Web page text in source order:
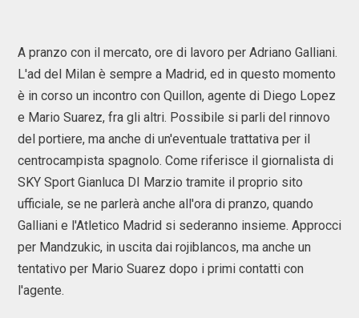
A pranzo con il mercato, ore di lavoro per Adriano Galliani.
L'ad del Milan è sempre a Madrid, ed in questo momento
è in corso un incontro con Quillon, agente di Diego Lopez
e Mario Suarez, fra gli altri. Possibile si parli del rinnovo
del portiere, ma anche di un'eventuale trattativa per il
centrocampista spagnolo. Come riferisce il giornalista di
SKY Sport Gianluca DI Marzio tramite il proprio sito
ufficiale, se ne parlerà anche all'ora di pranzo, quando
Galliani e l'Atletico Madrid si sederanno insieme. Approcci
per Mandzukic, in uscita dai rojiblancos, ma anche un
tentativo per Mario Suarez dopo i primi contatti con
l'agente.